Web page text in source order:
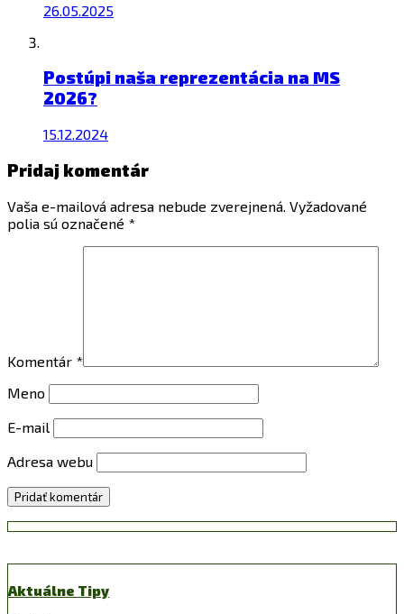
26.05.2025
Postúpi naša reprezentácia na MS
2026?
15.12.2024
Pridaj komentár
Vaša e-mailová adresa nebude zverejnená. Vyžadované
polia sú označené *
Komentár *
Meno
E-mail
Adresa webu
Aktuálne Tipy